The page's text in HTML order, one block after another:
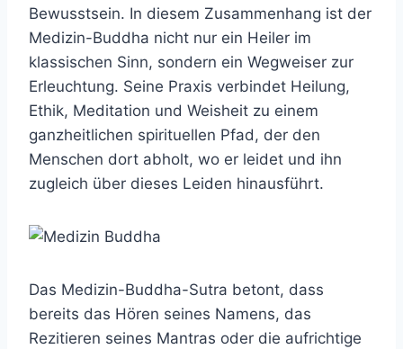
Bewusstsein. In diesem Zusammenhang ist der
Medizin-Buddha nicht nur ein Heiler im
klassischen Sinn, sondern ein Wegweiser zur
Erleuchtung. Seine Praxis verbindet Heilung,
Ethik, Meditation und Weisheit zu einem
ganzheitlichen spirituellen Pfad, der den
Menschen dort abholt, wo er leidet und ihn
zugleich über dieses Leiden hinausführt.
Das Medizin-Buddha-Sutra betont, dass
bereits das Hören seines Namens, das
Rezitieren seines Mantras oder die aufrichtige